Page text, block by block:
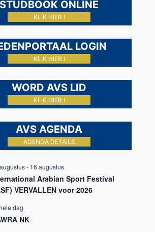
STUDBOOK ONLINE
KLIK HIER !
LOGIN
KLIK HIER !
WORD AVS LID
KLIK HIER !
AVS AGENDA
AGENDA DETAILS
- 16 augustus
Arabian Sport Festival
VERVALLEN voor 2026
dag
NK